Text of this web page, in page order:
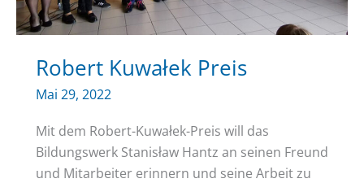
Robert Kuwałek Preis
Mai 29, 2022
Mit dem Robert-Kuwałek-Preis will das
Bildungswerk Stanisław Hantz an seinen Freund
und Mitarbeiter erinnern und seine Arbeit zu